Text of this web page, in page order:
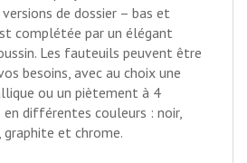
de dossier – bas et
complétée par un élégant
Les fauteuils peuvent être
besoins, avec au choix une
ou un piètement à 4
en différentes couleurs : noir,
et chrome.